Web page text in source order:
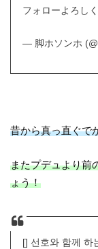
フォローよろし
— 脚ホソンホ
昔から真っ直ぐで
またプデュより前
ょう！
[] 선호와 함께 하